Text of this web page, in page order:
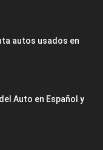
autos usados en
Auto en Español y